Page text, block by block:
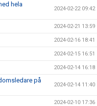
hela
2024-02-22 09:42
2024-02-21 13:59
2024-02-16 18:41
2024-02-15 16:51
2024-02-14 16:18
på
2024-02-14 11:40
2024-02-10 17:36